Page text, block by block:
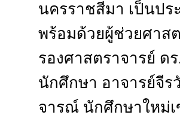
นครราชสีมา เป็นปร
พร้อมด้วยผู้ช่วยศาส
รองศาสตราจารย์
นักศึกษา อาจารย์จีร
จารณ์ นักศึกษาใหม่เ